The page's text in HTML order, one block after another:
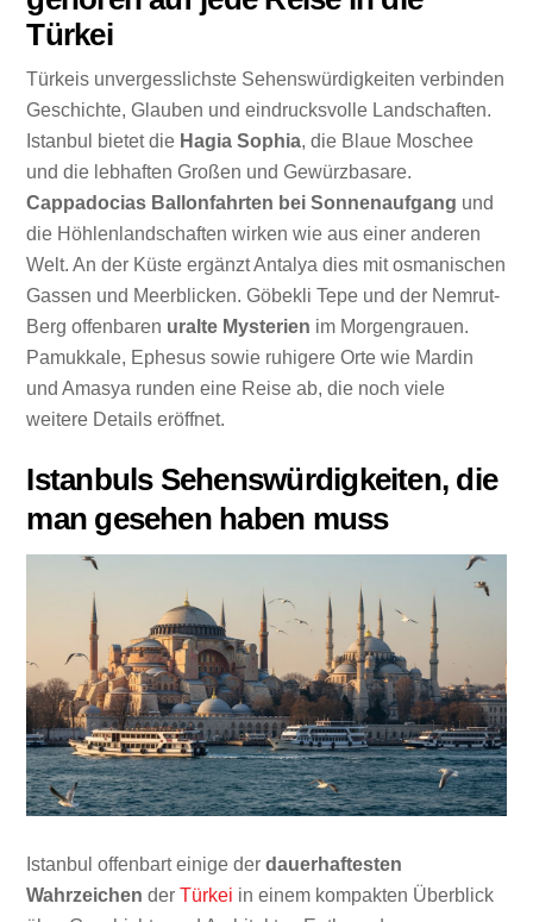
Türkei
Türkeis unvergesslichste Sehenswürdigkeiten verbinden
Geschichte, Glauben und eindrucksvolle Landschaften.
Istanbul bietet die Hagia Sophia, die Blaue Moschee
und die lebhaften Großen und Gewürzbasare.
Cappadocias Ballonfahrten bei Sonnenaufgang und
die Höhlenlandschaften wirken wie aus einer anderen
Welt. An der Küste ergänzt Antalya dies mit osmanischen
Gassen und Meerblicken. Göbekli Tepe und der Nemrut-
Berg offenbaren uralte Mysterien im Morgengrauen.
Pamukkale, Ephesus sowie ruhigere Orte wie Mardin
und Amasya runden eine Reise ab, die noch viele
weitere Details eröffnet.
Istanbuls Sehenswürdigkeiten, die
man gesehen haben muss
Istanbul offenbart einige derdauerhaftesten
Wahrzeichen derTürkei in einem kompakten Überblick